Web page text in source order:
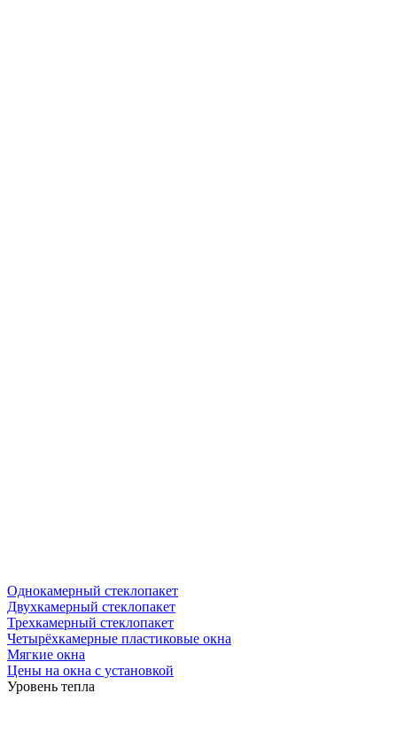
Однокамерный стеклопакет
Двухкамерный стеклопакет
Трехкамерный стеклопакет
Четырёхкамерные пластиковые окна
Мягкие окна
Цены на окна с установкой
Уровень тепла